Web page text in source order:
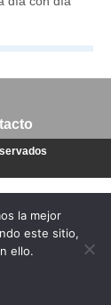
la mejor
este sitio,
ello.